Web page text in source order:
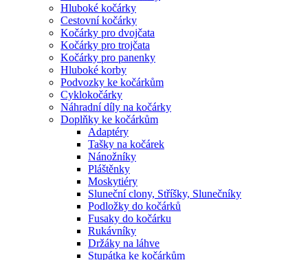
Hluboké kočárky
Cestovní kočárky
Kočárky pro dvojčata
Kočárky pro trojčata
Kočárky pro panenky
Hluboké korby
Podvozky ke kočárkům
Cyklokočárky
Náhradní díly na kočárky
Doplňky ke kočárkům
Adaptéry
Tašky na kočárek
Nánožníky
Pláštěnky
Moskytiéry
Sluneční clony, Stříšky, Slunečníky
Podložky do kočárků
Fusaky do kočárku
Rukávníky
Držáky na láhve
Stupátka ke kočárkům